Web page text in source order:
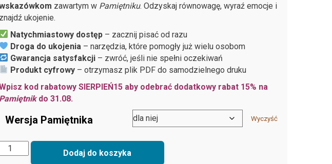
zawartym w Pamiętniku. Odzyskaj równowagę, wyraź emocje i
znajdź ukojenie.
Natychmiastowy dostęp – zacznij pisać od razu
Droga do ukojenia – narzędzia, które pomogły już wielu osobom
Gwarancja satysfakcji – zwróć, jeśli nie spełni oczekiwań
Produkt cyfrowy – otrzymasz plik PDF do samodzielnego druku
kod rabatowy SIERPIEŃ15 aby odebrać dodatkowy rabat 15% na
Pamiętnikdo 31.08.
Wersja Pamiętnika Wyczyść
ilość
Dodaj do koszyka